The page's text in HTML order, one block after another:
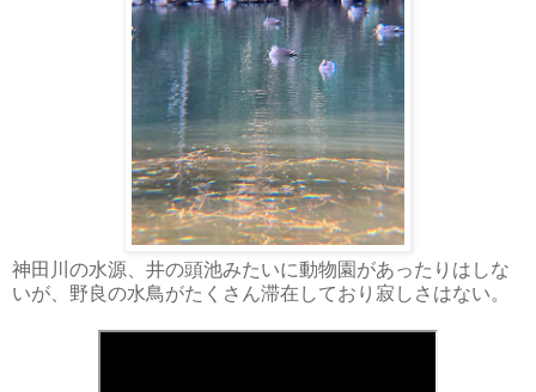
神田川の水源、井の頭池みたいに動物園があったりはしな
いが、野良の水鳥がたくさん滞在しており寂しさはない。